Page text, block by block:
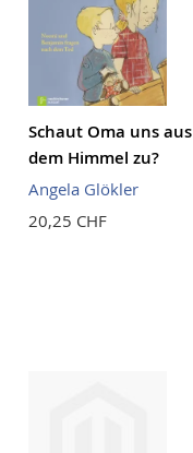
Schaut Oma uns aus
dem Himmel zu?
Angela Glökler
20,25 CHF